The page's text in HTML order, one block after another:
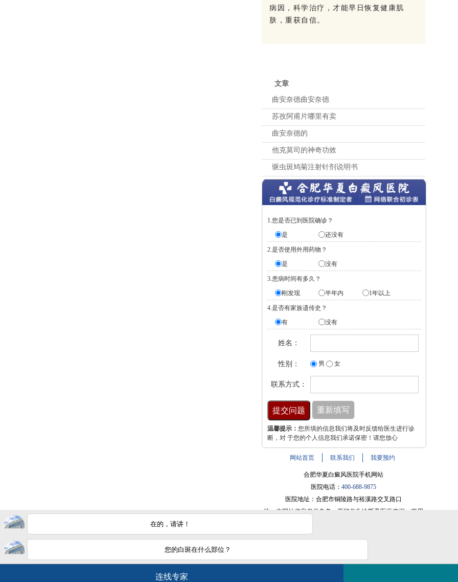
病因，科学治疗，才能早日恢复健康肌
肤，重获自信。
文章
曲安奈德曲安奈德
苏孜阿甫片哪里有卖
曲安奈德的
他克莫司的神奇功效
驱虫斑鸠菊注射针剂说明书
1.您是否已到医院确诊？
是
还没有
2.是否使用外用药物？
是
没有
3.患病时间有多久？
刚发现
半年内 1年以上
4.是否有家族遗传史？
有
没有
姓名：
性别： 男 女
联系方式：
温馨提示： 您所填的信息我们将及时反馈给医生进行诊
断，对 于您的个人信息我们承诺保密！请您放心
网站首页 联系我们 我要预约
合肥华夏白癜风医院手机网站
医院电话： 400-688-9875
医院地址：合肥市铜陵路与裕溪路交叉路口
注：本网站信息仅供参考，不能作为诊断及医疗依据，服用
在的，请讲！
您的白斑在什么部位？
连线专家
白斑在线问医生 2条新消息